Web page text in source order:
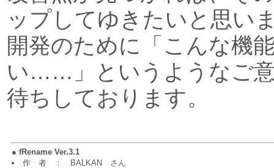
ップしてゆきたいと思い
開発のために「こんな機
い……」というようなご
待ちしております。
● fRename Ver.3.1
作 者 ： BALKAN さん